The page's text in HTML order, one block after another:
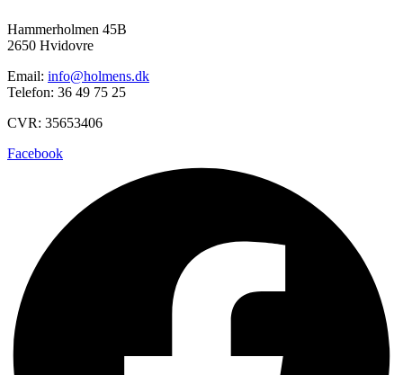
Hammerholmen 45B
2650 Hvidovre
Email: info@holmens.dk
Telefon: 36 49 75 25
CVR: 35653406
Facebook